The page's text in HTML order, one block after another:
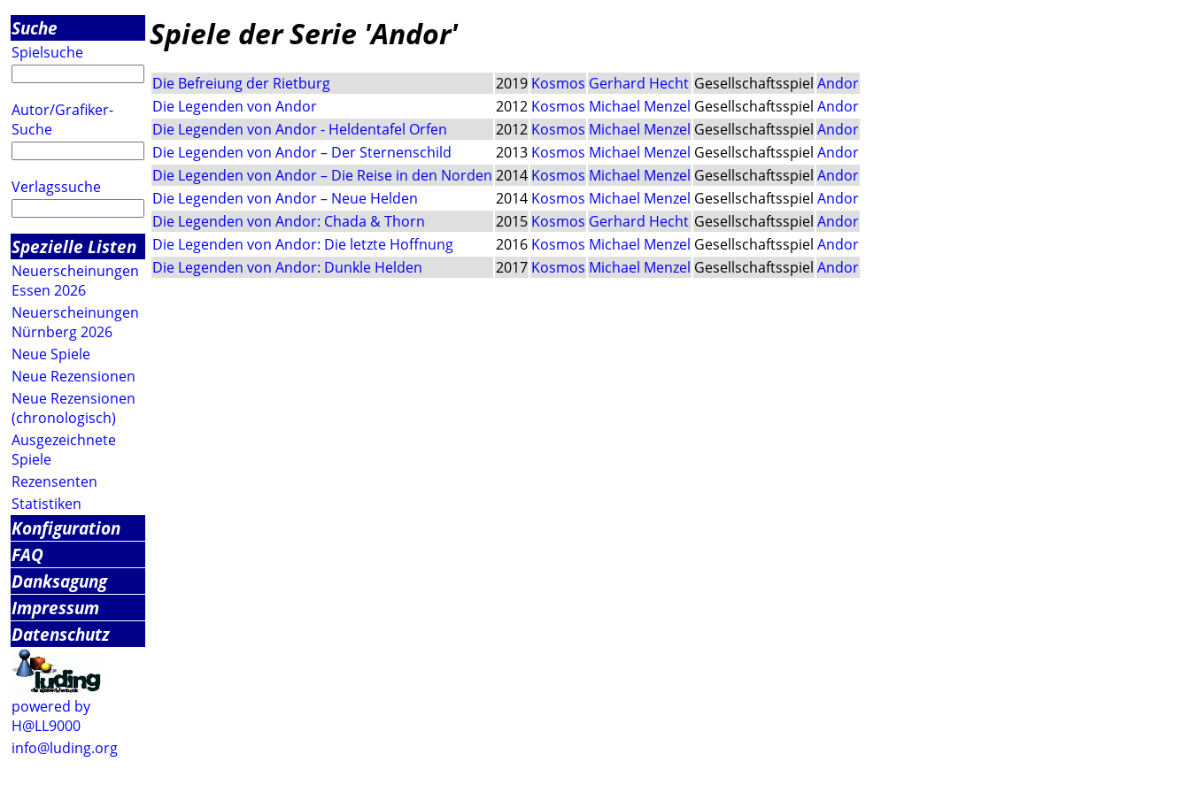
Suche
Spielsuche
Autor/Grafiker-
Suche
Verlagssuche
Spezielle Listen
Neuerscheinungen
Essen 2026
Neuerscheinungen
Nürnberg 2026
Neue Spiele
Neue Rezensionen
Neue Rezensionen
(chronologisch)
Ausgezeichnete
Spiele
Rezensenten
Statistiken
Konfiguration
FAQ
Danksagung
Impressum
Datenschutz
powered by
H@LL9000
info@luding.org
Spiele der Serie 'Andor'
Die Befreiung der Rietburg 2019 Kosmos Gerhard Hecht Gesellschaftsspiel Andor
Die Legenden von Andor
2012 Kosmos Michael Menzel Gesellschaftsspiel Andor
Die Legenden von Andor - Heldentafel Orfen
2012 Kosmos Michael Menzel Gesellschaftsspiel Andor
Die Legenden von Andor – Der Sternenschild
2013 Kosmos Michael Menzel Gesellschaftsspiel Andor
Die Legenden von Andor – Die Reise in den Norden 2014 Kosmos Michael Menzel Gesellschaftsspiel Andor
Die Legenden von Andor – Neue Helden
2014 Kosmos Michael Menzel Gesellschaftsspiel Andor
Die Legenden von Andor: Chada & Thorn
2015 Kosmos Gerhard Hecht Gesellschaftsspiel Andor
Die Legenden von Andor: Die letzte Hoffnung
2016 Kosmos Michael Menzel Gesellschaftsspiel Andor
Die Legenden von Andor: Dunkle Helden
2017 Kosmos Michael Menzel Gesellschaftsspiel Andor